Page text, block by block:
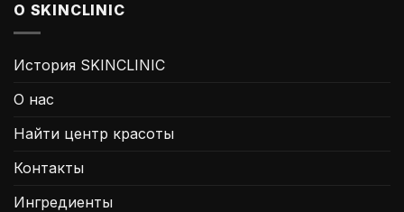
О SKINCLINIC
История SKINCLINIC
О нас
Найти центр красоты
Контакты
Ингредиенты